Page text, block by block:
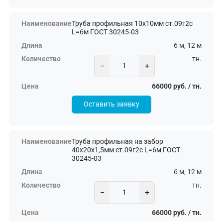
Труба профильная 10х10мм ст.09г2с
L=6м ГОСТ 30245-03
6 м, 12 м
− +
тн.
66000 руб. / тн.
Оставить заявку
Труба профильная на забор
40х20х1,5мм ст.09г2с L=6м ГОСТ
30245-03
6 м, 12 м
− +
тн.
66000 руб. / тн.